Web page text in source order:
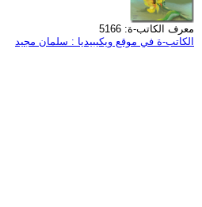
معرف الكاتب-ة: 5166
الكاتب-ة في موقع ويكيبيديا : سلمان مجيد